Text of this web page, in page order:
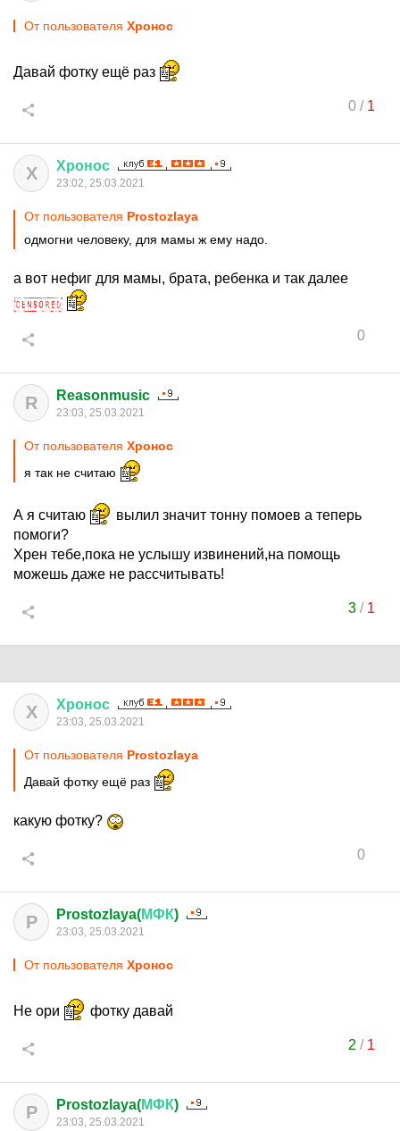
От пользователя Хронос
Давай фотку ещё раз
0/ 1
Х Хронос
23:02, 25.03.2021
От пользователя Prostozlaya
одмогни человеку, для мамы ж ему надо.
а вот нефиг для мамы, брата, ребенка и так далее
0
R Reasonmusic
23:03, 25.03.2021
От пользователя Хронос
я так не считаю
А я считаю
вылил значит тонну помоев а теперь
помоги?
Хрен тебе,пока не услышу извинений,на помощь
можешь даже не рассчитывать!
3/ 1
Х Хронос
23:03, 25.03.2021
От пользователя Prostozlaya
Давай фотку ещё раз
какую фотку?
0
P Prostozlaya(МФК)
23:03, 25.03.2021
От пользователя Хронос
Не ори фотку давай
2 / 1
P Prostozlaya(МФК)
23:03, 25.03.2021